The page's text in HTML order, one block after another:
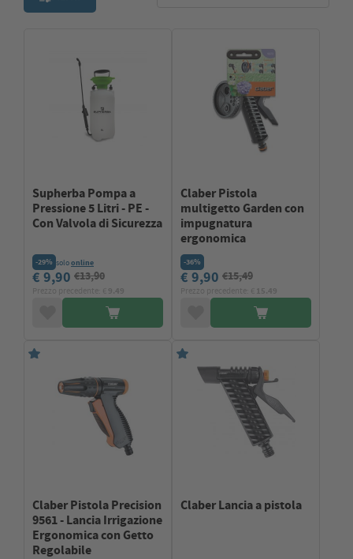
Supherba Pompa a
Pressione 5 Litri - PE -
Con Valvola di Sicurezza
-29% soloonline
€ 9,90 €13,90
Claber Pistola
multigetto Garden con
impugnatura
ergonomica
-36%
€ 9,90 €15,49
Claber Pistola Precision
9561 - Lancia Irrigazione
Ergonomica con Getto
Regolabile
Claber Lancia a pistola